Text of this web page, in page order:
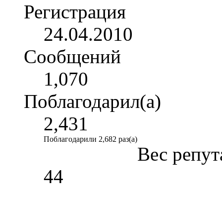
Регистрация
24.04.2010
Сообщений
1,070
Поблагодарил(а)
2,431
Поблагодарили 2,682 раз(а)
Вес
44